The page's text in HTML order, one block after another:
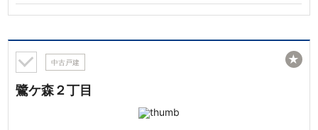
中古戸建
鷺ケ森２丁目
★